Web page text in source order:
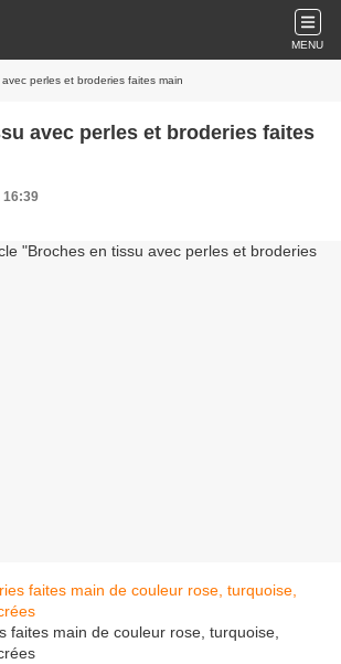
MENU
perles et broderies faites main
avec perles et broderies faites
16:39
faites main de couleur rose, turquoise,